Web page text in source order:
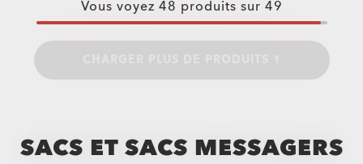
Vous voyez 48 produits sur 49
SACS ET SACS MESSAGERS